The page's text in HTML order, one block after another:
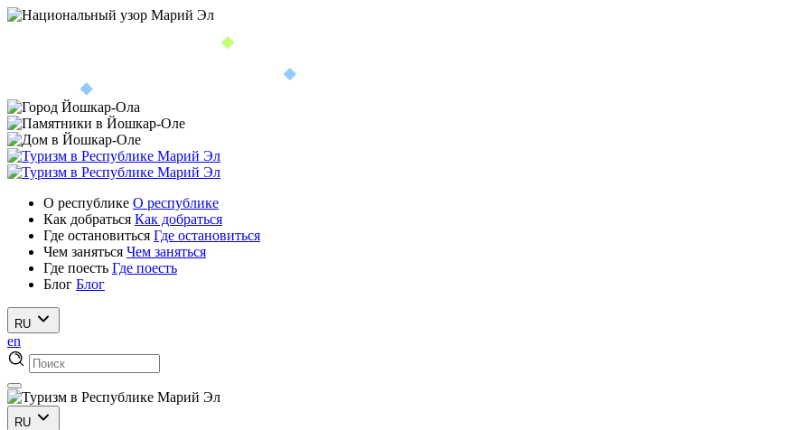
О республике О республике
Как добраться Как добраться
Где остановиться Где остановиться
Чем заняться Чем заняться
Где поесть Где поесть
Блог Блог
RU
en
RU